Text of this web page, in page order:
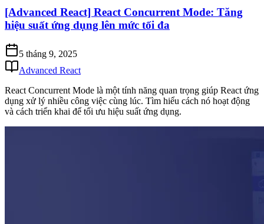
[Advanced React] React Concurrent Mode: Tăng
hiệu suất ứng dụng lên mức tối đa
5 tháng 9, 2025
Advanced React
React Concurrent Mode là một tính năng quan trọng giúp React ứng
dụng xử lý nhiều công việc cùng lúc. Tìm hiểu cách nó hoạt động
và cách triển khai để tối ưu hiệu suất ứng dụng.